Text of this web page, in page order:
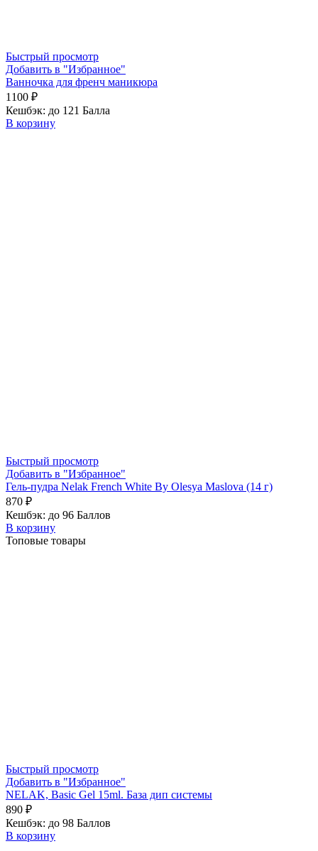
Быстрый просмотр
Добавить в "Избранное"
Ванночка для френч маникюра
1100 ₽
Кешбэк: до 121 Балла
В корзину
Быстрый просмотр
Добавить в "Избранное"
Гель-пудра Nelak French White By Olesya Maslova (14 г)
870 ₽
Кешбэк: до 96 Баллов
В корзину
Топовые товары
Быстрый просмотр
Добавить в "Избранное"
NELAK, Basic Gel 15ml. База дип системы
890 ₽
Кешбэк: до 98 Баллов
В корзину